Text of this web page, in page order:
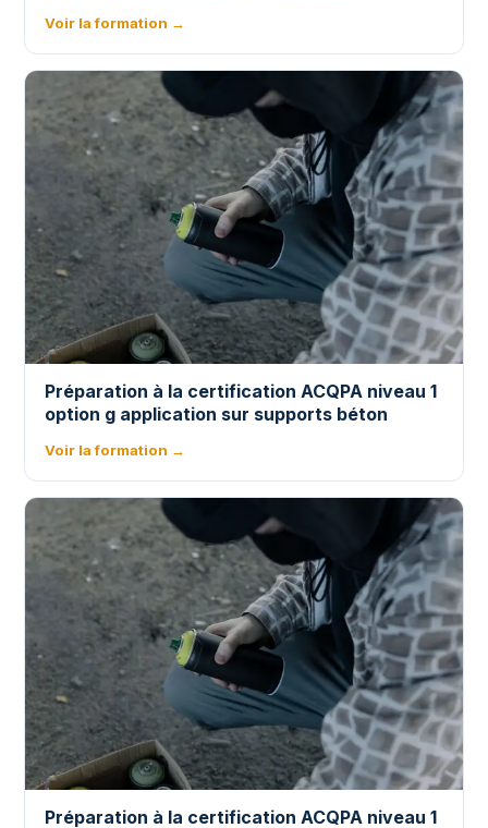
Voir la formation →
Préparation à la certification ACQPA niveau 1
option g application sur supports béton
Voir la formation →
Préparation à la certification ACQPA niveau 1